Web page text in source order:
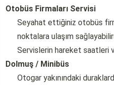
Otobüs Firmaları Servisi
Seyahat ettiğiniz otobüs
noktalara ulaşım
Servislerin hareket saatleri
Dolmuş / Minibüs
Otogar yakınındaki